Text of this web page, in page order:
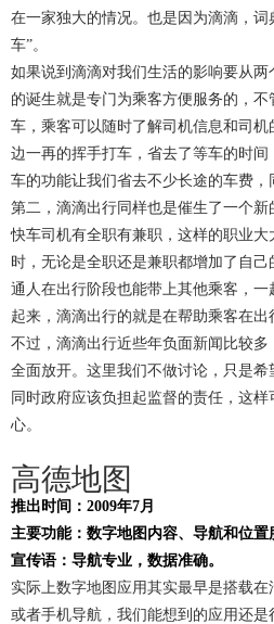
在一家独大的情况。也是因为滴滴，词
车”。
如果说到滴滴对我们生活的影响要从
的诞生就是专门为乘客方便服务的，
车，乘客可以随时了解司机信息和司
边一再的挥手打车，省去了等车的时
车的功能让我们省去不少长途的车费，
第二，滴滴出行同样也是催生了一个新
快车司机有全职有兼职，这样的职业大
时，无论是全职还是兼职都增加了自
通人在出行阶段也能带上其他乘客，
起来，滴滴出行的就是在帮助乘客在出
不过，滴滴出行近些年负面新闻比较
全面放开。这里我们不做讨论，只是希
同时政府应该负担起监督的责任，这
心。
高德地图
推出时间：2009年7月
主要功能：数字地图内容、导航和位置
宣传语：导航专业，数据准确。
实际上数字地图应用其实最早是搭载
或者手机导航，我们能想到的应用还